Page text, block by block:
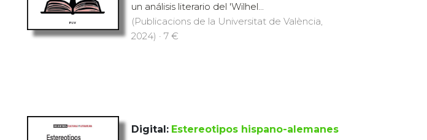
un análisis literario del 'Wilhel...
(Publicacions de la Universitat de València,
2024) · 7 €
Digital: Estereotipos hispano-alemanes